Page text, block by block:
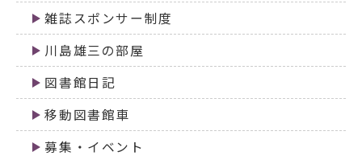
雑誌スポンサー制度
川島雄三の部屋
図書館日記
移動図書館車
募集・イベント